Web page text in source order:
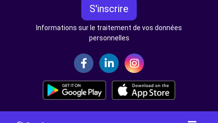
S'inscrire
Informations sur le traitement de vos données
personnelles